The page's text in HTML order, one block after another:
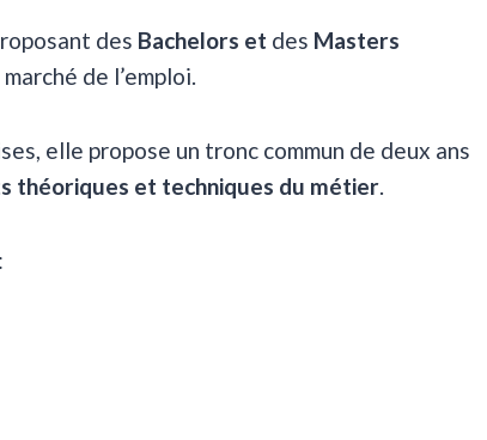
des Bachelors et des Masters
de l’emploi.
elle propose un tronc commun de deux ans
théoriques et techniques du métier.